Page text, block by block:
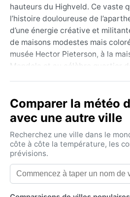
hauteurs du Highveld. Ce vaste
l’histoire douloureuse de
d’une énergie créative et
de maisons modestes mais
musée Hector Pieterson, à la
Mandela et au célèbre quartier
une agglomération dense, où le
township et gratte-ciel lointains
perpétuelle réinvention.
Selon la classification de
d’un climat subtropical d’altitude
novembre à mars, sont chauds
précipitations abondantes (600
Comparer la météo
avec une autre ville
Recherchez une ville dans le
côte à côte la température, les
prévisions.